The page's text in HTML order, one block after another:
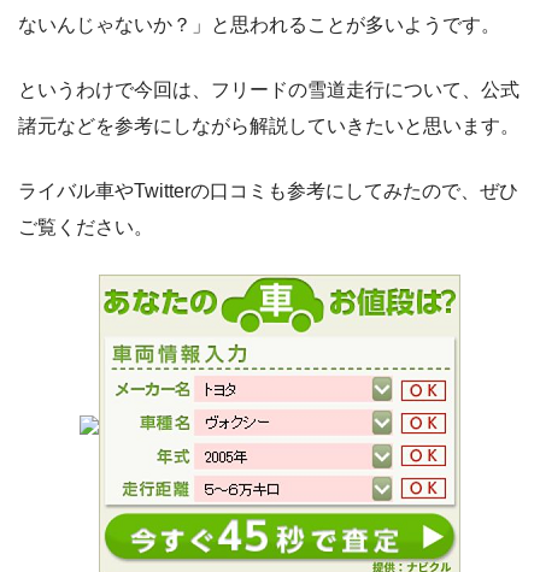
ないんじゃないか？」と思われることが多いようです。
というわけで今回は、フリードの雪道走行について、公式
諸元などを参考にしながら解説していきたいと思います。
ライバル車やTwitterの口コミも参考にしてみたので、ぜひ
ご覧ください。